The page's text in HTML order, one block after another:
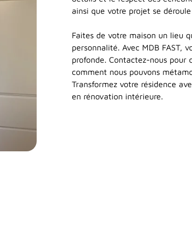
ainsi que votre projet se
Faites de votre maison un lieu
personnalité. Avec MDB FAST,
profonde. Contactez-nous
comment nous pouvons
Transformez votre résidence
en rénovation intérieure.